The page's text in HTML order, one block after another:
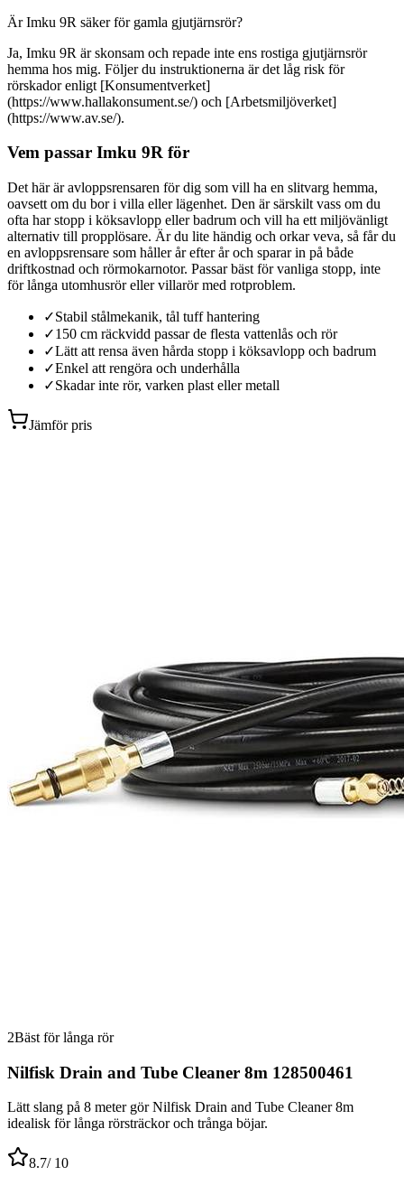
Är Imku 9R säker för gamla gjutjärnsrör?
Ja, Imku 9R är skonsam och repade inte ens rostiga gjutjärnsrör
hemma hos mig. Följer du instruktionerna är det låg risk för
rörskador enligt [Konsumentverket]
(https://www.hallakonsument.se/) och [Arbetsmiljöverket]
(https://www.av.se/).
Vem passar Imku 9R för
Det här är avloppsrensaren för dig som vill ha en slitvarg hemma,
oavsett om du bor i villa eller lägenhet. Den är särskilt vass om du
ofta har stopp i köksavlopp eller badrum och vill ha ett miljövänligt
alternativ till propplösare. Är du lite händig och orkar veva, så får du
en avloppsrensare som håller år efter år och sparar in på både
driftkostnad och rörmokarnotor. Passar bäst för vanliga stopp, inte
för långa utomhusrör eller villarör med rotproblem.
✓Stabil stålmekanik, tål tuff hantering
✓150 cm räckvidd passar de flesta vattenlås och rör
✓Lätt att rensa även hårda stopp i köksavlopp och badrum
✓Enkel att rengöra och underhålla
✓Skadar inte rör, varken plast eller metall
Jämför pris
2Bäst för långa rör
Nilfisk Drain and Tube Cleaner 8m 128500461
Lätt slang på 8 meter gör Nilfisk Drain and Tube Cleaner 8m
idealisk för långa rörsträckor och trånga böjar.
8.7/ 10